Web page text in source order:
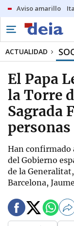
Aviso amarillo
ACTUALIDAD
El Papa
la Torre
Sagrada
personas
Han confirmado
del Gobierno
de la
Barcelona,